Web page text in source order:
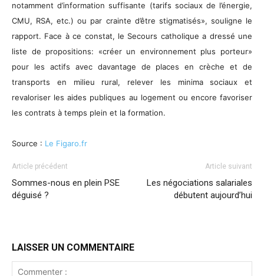
notamment d’information suffisante (tarifs sociaux de l’énergie,
CMU, RSA, etc.) ou par crainte d’être stigmatisés», souligne le
rapport. Face à ce constat, le Secours catholique a dressé une
liste de propositions: «créer un environnement plus porteur»
pour les actifs avec davantage de places en crèche et de
transports en milieu rural, relever les minima sociaux et
revaloriser les aides publiques au logement ou encore favoriser
les contrats à temps plein et la formation.
Source : Le Figaro.fr
Article précédent
Sommes-nous en plein PSE
déguisé ?
Article suivant
Les négociations salariales
débutent aujourd’hui
LAISSER UN COMMENTAIRE